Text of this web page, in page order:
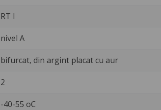
RT I
nivel A
bifurcat, din argint placat cu aur
2
-40-55 oC